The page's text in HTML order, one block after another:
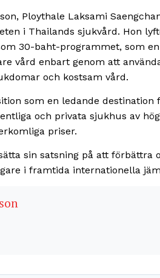
Ploythale Laksami
i Thailands sjukvård. Hon
30-baht-programmet, som
vård enbart genom att
och kostsam vård.
som en ledande
och privata sjukhus av
priser.
sin satsning på att förbättra
i framtida internationella